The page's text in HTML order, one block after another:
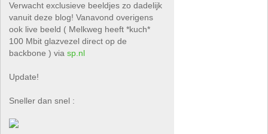
Verwacht exclusieve beeldjes zo dadelijk
vanuit deze blog! Vanavond overigens
ook live beeld ( Melkweg heeft *kuch*
100 Mbit glazvezel direct op de
backbone ) viasp.nl
Update!
Sneller dan snel :